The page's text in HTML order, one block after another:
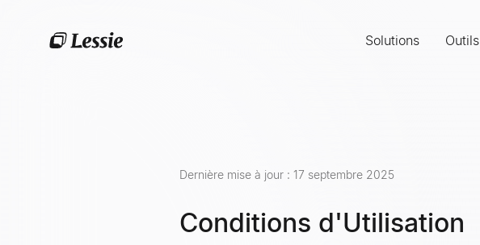
Solutions Outils
Dernière mise à jour : 17 septembre 2025
Conditions d'Utilisation